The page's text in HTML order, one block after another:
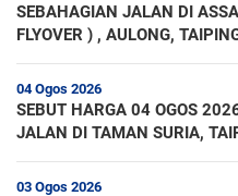
SEBAHAGIAN JALAN DI
FLYOVER ) , AULONG,
04 Ogos 2026
SEBUT HARGA 04 OGOS
JALAN DI TAMAN SURIA,
03 Ogos 2026